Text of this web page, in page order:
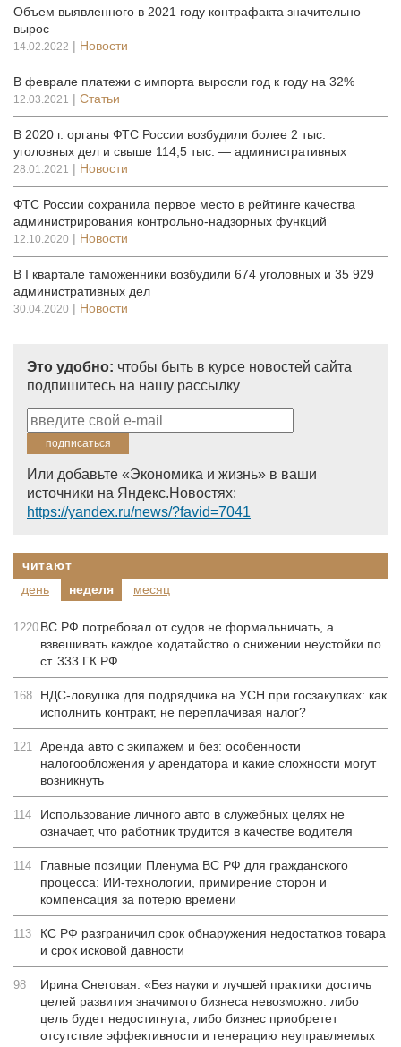
Объем выявленного в 2021 году контрафакта значительно
вырос
14.02.2022 | Новости
В феврале платежи с импорта выросли год к году на 32%
12.03.2021 | Статьи
В 2020 г. органы ФТС России возбудили более 2 тыс.
уголовных дел и свыше 114,5 тыс. — административных
28.01.2021 | Новости
ФТС России сохранила первое место в рейтинге качества
администрирования контрольно-надзорных функций
12.10.2020 | Новости
В I квартале таможенники возбудили 674 уголовных и 35 929
административных дел
30.04.2020 | Новости
Это удобно: чтобы быть в курсе новостей сайта
подпишитесь на нашу рассылку
Или добавьте «Экономика и жизнь» в ваши
источники на Яндекс.Новостях:
https://yandex.ru/news/?favid=7041
читают
день
неделя месяц
1220 ВС РФ потребовал от судов не формальничать, а
взвешивать каждое ходатайство о снижении неустойки по
ст. 333 ГК РФ
168
НДС-ловушка для подрядчика на УСН при госзакупках: как
исполнить контракт, не переплачивая налог?
121 Аренда авто с экипажем и без: особенности
налогообложения у арендатора и какие сложности могут
возникнуть
114
Использование личного авто в служебных целях не
означает, что работник трудится в качестве водителя
114
Главные позиции Пленума ВС РФ для гражданского
процесса: ИИ-технологии, примирение сторон и
компенсация за потерю времени
113
КС РФ разграничил срок обнаружения недостатков товара
и срок исковой давности
98
Ирина Снеговая: «Без науки и лучшей практики достичь
целей развития значимого бизнеса невозможно: либо
цель будет недостигнута, либо бизнес приобретет
отсутствие эффективности и генерацию неуправляемых